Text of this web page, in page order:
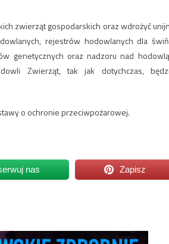
zwierząt gospodarskich oraz wdrożyć
rejestrów hodowlanych dla
genetycznych oraz nadzoru nad
Zwierząt, tak jak dotychczas,
o ochronie przeciwpożarowej.
nas Zapisz